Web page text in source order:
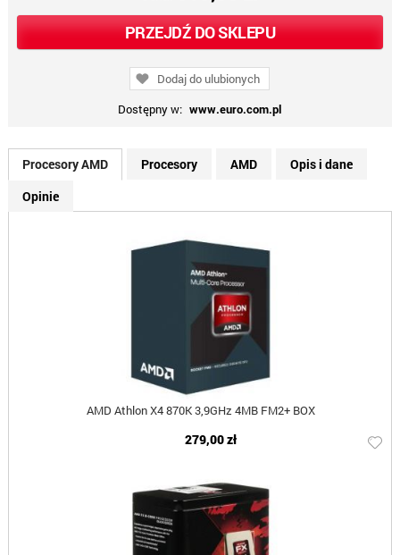
PRZEJDŹ DO SKLEPU
Dodaj do ulubionych
Dostępny w: www.euro.com.pl
Procesory AMD Procesory AMD
Opis i dane
Opinie
AMD Athlon X4 870K 3,9GHz 4MB FM2+ BOX
279,00 zł